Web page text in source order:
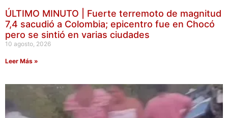
ÚLTIMO MINUTO | Fuerte terremoto de magnitud
7,4 sacudió a Colombia; epicentro fue en Chocó
pero se sintió en varias ciudades
10 agosto, 2026
Leer Más »